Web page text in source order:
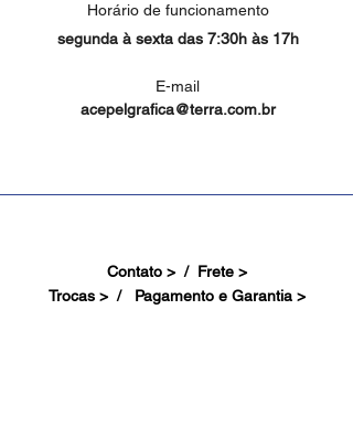
Horário de funcionamento
segunda à sexta das 7:30h às 17h
E-mail
acepelgrafica@terra.com.br
Contato > / Frete >
Trocas > / Pagamento e Garantia >